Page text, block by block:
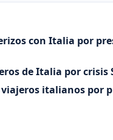
con Italia por
de Italia por crisis
italianos por